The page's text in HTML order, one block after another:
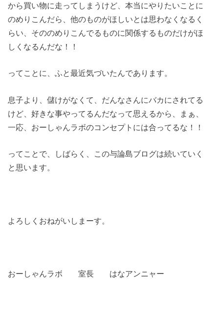
から買い物に走ってしまうけど、本当にやりたいことに
のめりこんだら、他のものがほしいとは思わなくなるく
らい、そののめりこんでるものに関係するものだけがほ
しくなるんだな！！
ってことに、ふと最近気づいたんであります。
息子より、儲けがなくて、だんなさんにバカにされてる
けど、好きな事やってるんだなって思えるから、まぁ、
一応、おーしゃんラボのコンセプトには合ってるな！！
ってことで、しばらく、この与論島ブログは続いていく
と思います。
よろしくおねがいしまーす。
おーしゃんラボ 室長 はなアンニャー